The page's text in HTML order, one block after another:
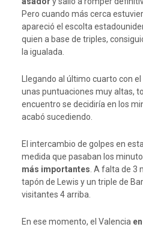
Pero cuando más cerca
apareció el escolta
quien a base de triples,
la igualada.
Llegando al último cuarto con el
unas puntuaciones muy altas,
encuentro se decidiría en los
acabó sucediendo.
El intercambio de golpes en
medida que pasaban los
más importantes . A falta de 3
tapón de Lewis y un triple de
visitantes 4 arriba.
En ese momento, el Valencia